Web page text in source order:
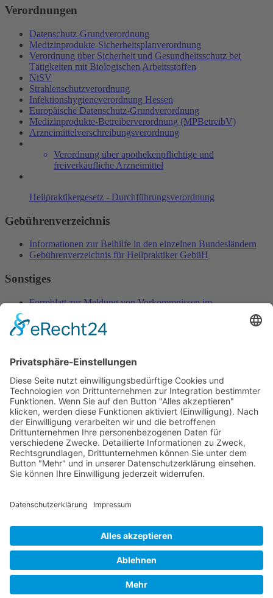
Verordnungen
Datenschutz-Grundverordnung
Medizinprodukte-Sicherheitsplanverordnung
Verordnung über Sicherheit und Gesundheitsschutz bei
Tätigkeiten mit Biologischen Arbeitsstoffen
NiSV
Strahlenschutzverordnung
Infektionshygieneverordnung Hessen
Europäische Datenschutz-Grundverordnung
Medizinprodukte-Betreiberverordnung (MPBetreibV)
Arzneimittelverschreibungsverordnung
Verordnung über apothekenpflichtige und
freiverkäufliche Arzneimittel
Heilpraktikergesetz - Durchführungsverordnung
Gebührenverzeichnis
Informationen zur Beihilfe in den einzelnen Bundesländern
Gebührenverzeichnis für Heilpraktiker GebüH
Sonstiges
Formblatt zur Meldung von Vorkommnissen im
Paul-Ehrlich-Institut: Formulare zur Arzneitherapiesicherheit
Impfpflicht gegen Masern, Fragen und Antworten
Übersichtstabelle Meldepflichtiger Krankheiten und
Krankheitserreger
Verband Unabhängiger Heilpraktiker e.V.
Diese E-Mail-Adresse ist vor Spambots geschützt! Zur
Anzeige muss JavaScript eingeschaltet sein!
0261-1349 8000
38100 Braunschweig
Impressum